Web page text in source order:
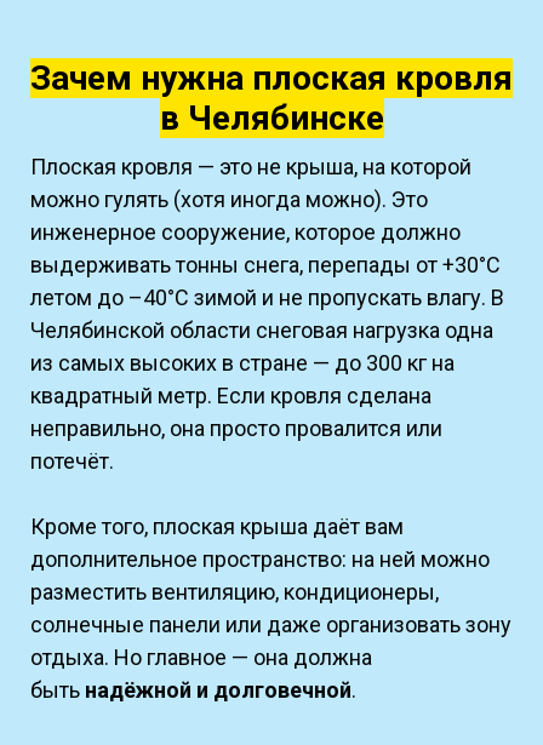
Зачем нужна плоская кровля
в Челябинске
Плоская кровля — это не крыша, на которой
можно гулять (хотя иногда можно). Это
инженерное сооружение, которое должно
выдерживать тонны снега, перепады от +30°C
летом до –40°C зимой и не пропускать влагу. В
Челябинской области снеговая нагрузка одна
из самых высоких в стране — до 300 кг на
квадратный метр. Если кровля сделана
неправильно, она просто провалится или
потечёт.
Кроме того, плоская крыша даёт вам
дополнительное пространство: на ней можно
разместить вентиляцию, кондиционеры,
солнечные панели или даже организовать зону
отдыха. Но главное — она должна
быть надёжной и долговечной.